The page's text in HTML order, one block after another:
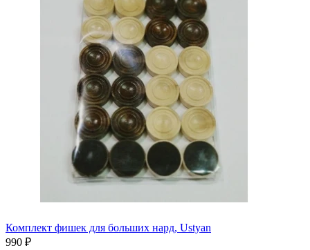
Комплект фишек для больших нард, Ustyan
990 ₽